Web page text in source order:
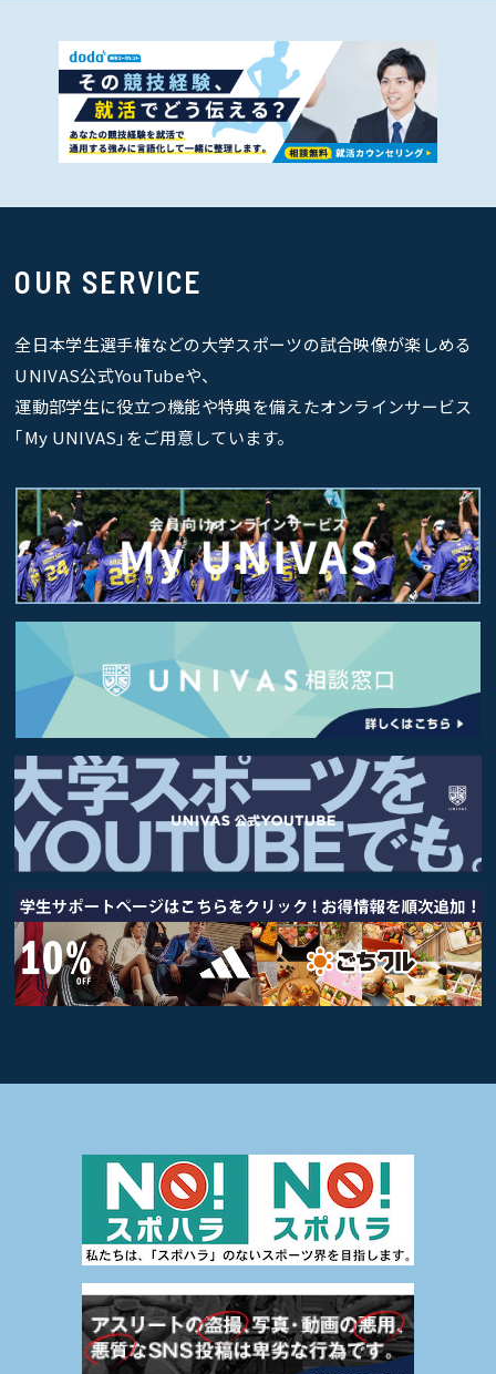
OUR SERVICE
全日本学生選手権などの大学スポーツの試合映像が楽しめる
UNIVAS公式YouTubeや、
運動部学生に役立つ機能や特典を備えたオンラインサービス
｢My UNIVAS｣をご用意しています。